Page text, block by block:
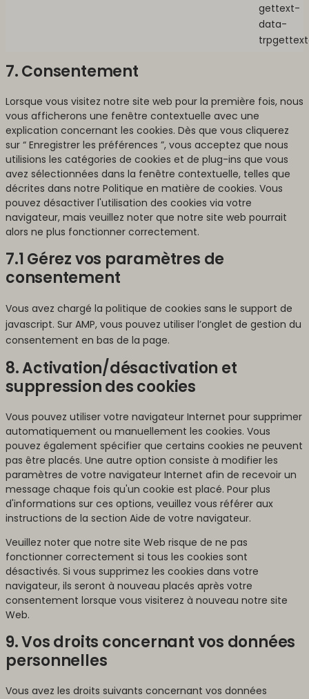
gettext-
data-
7. Consentement
Lorsque vous visitez notre site web pour la première fois, nous
vous afficherons une fenêtre contextuelle avec une
explication concernant les cookies. Dès que vous cliquerez
sur “ Enregistrer les préférences ”, vous acceptez que nous
utilisions les catégories de cookies et de plug-ins que vous
avez sélectionnées dans la fenêtre contextuelle, telles que
décrites dans notre Politique en matière de cookies. Vous
pouvez désactiver l'utilisation des cookies via votre
navigateur, mais veuillez noter que notre site web pourrait
alors ne plus fonctionner correctement.
7.1 Gérez vos paramètres de
consentement
Vous avez chargé la politique de cookies sans le support de
javascript. Sur AMP, vous pouvez utiliser l’onglet de gestion du
consentement en bas de la page.
8. Activation/désactivation et
suppression des cookies
Vous pouvez utiliser votre navigateur Internet pour supprimer
automatiquement ou manuellement les cookies. Vous
pouvez également spécifier que certains cookies ne peuvent
pas être placés. Une autre option consiste à modifier les
paramètres de votre navigateur Internet afin de recevoir un
message chaque fois qu'un cookie est placé. Pour plus
d'informations sur ces options, veuillez vous référer aux
instructions de la section Aide de votre navigateur.
Veuillez noter que notre site Web risque de ne pas
fonctionner correctement si tous les cookies sont
désactivés. Si vous supprimez les cookies dans votre
navigateur, ils seront à nouveau placés après votre
consentement lorsque vous visiterez à nouveau notre site
Web.
9. Vos droits concernant vos données
personnelles
Vous avez les droits suivants concernant vos données